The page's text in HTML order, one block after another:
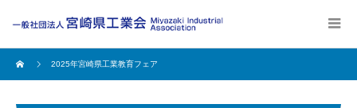
2025年宮崎県工業教育フェア